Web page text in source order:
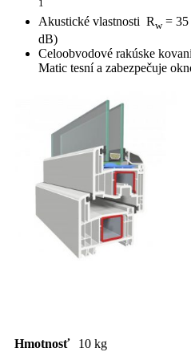
1
Akustické vlastnosti Rw= 35
dB)
Celoobvodové rakúske
Matic tesní a zabezpečuje
Hmotnosť
10 kg